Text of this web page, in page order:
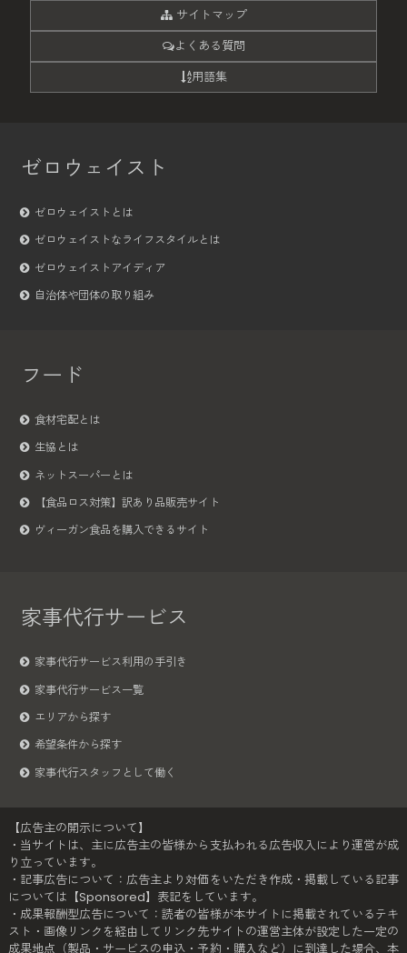
サイトマップ
よくある質問
用語集
ゼロウェイスト
ゼロウェイストとは
ゼロウェイストなライフスタイルとは
ゼロウェイストアイディア
自治体や団体の取り組み
フード
食材宅配とは
生協とは
ネットスーパーとは
【食品ロス対策】訳あり品販売サイト
ヴィーガン食品を購入できるサイト
家事代行サービス
家事代行サービス利用の手引き
家事代行サービス一覧
エリアから探す
希望条件から探す
家事代行スタッフとして働く
【広告主の開示について】
・当サイトは、主に広告主の皆様から支払われる広告収入により運営が成
り立っています。
・記事広告について：広告主より対価をいただき作成・掲載している記事
については【Sponsored】表記をしています。
・成果報酬型広告について：読者の皆様が本サイトに掲載されているテキ
スト・画像リンクを経由してリンク先サイトの運営主体が設定した一定の
成果地点（製品・サービスの申込・予約・購入など）に到達した場合、本